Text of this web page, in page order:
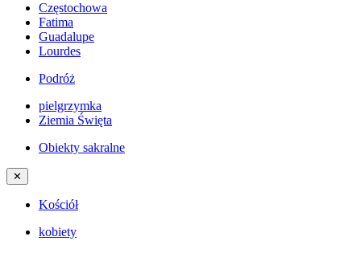
Częstochowa
Fatima
Guadalupe
Lourdes
Podróż
pielgrzymka
Ziemia Święta
Obiekty sakralne
✕
Kościół
kobiety